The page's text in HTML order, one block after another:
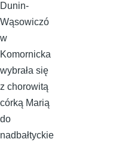
Dunin-
Wąsowiczó
w
Komornicka
wybrała się
z chorowitą
córką Marią
do
nadbałtyckie